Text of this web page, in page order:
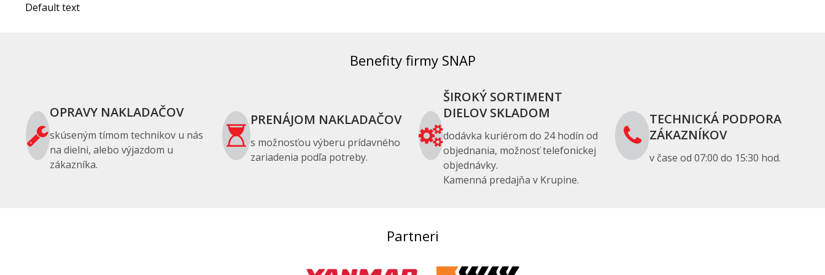
Default text
Benefity firmy SNAP
OPRAVY NAKLADAČOV
skúseným tímom technikov u nás
na dielni, alebo výjazdom u
zákazníka.
PRENÁJOM NAKLADAČOV
s možnosťou výberu prídavného
zariadenia podľa potreby.
ŠIROKÝ SORTIMENT
DIELOV SKLADOM
dodávka kuriérom do 24 hodín od
objednania, možnosť telefonickej
objednávky.
Kamenná predajňa v Krupine.
TECHNICKÁ PODPORA
ZÁKAZNÍKOV
v čase od 07:00 do 15:30 hod.
Partneri